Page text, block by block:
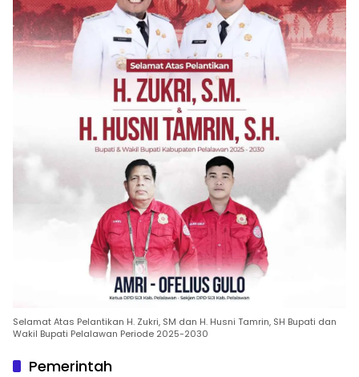
Selamat Atas Pelantikan H. Zukri, SM dan H. Husni Tamrin, SH Bupati dan
Wakil Bupati Pelalawan Periode 2025-2030
Pemerintah